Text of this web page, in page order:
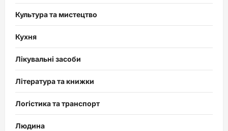
Культура та мистецтво
Кухня
Лікувальні засоби
Література та книжки
Логістика та транспорт
Людина